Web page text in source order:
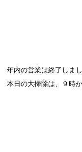
年内の営業は終了しま
本日の大掃除は、９時か